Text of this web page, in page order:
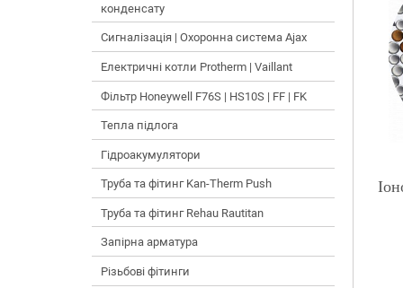
конденсату
Сигналізація | Охоронна система Ajax
Електричні котли Protherm | Vaillant
Фільтр Honeywell F76S | HS10S | FF | FK
Тепла підлога
Гідроакумулятори
Труба та фітинг Kan-Therm Push
Труба та фітинг Rehau Rautitan
Запірна арматура
Різьбові фітинги